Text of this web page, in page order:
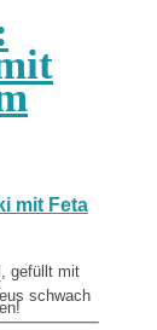
gefüllt mit
schwach